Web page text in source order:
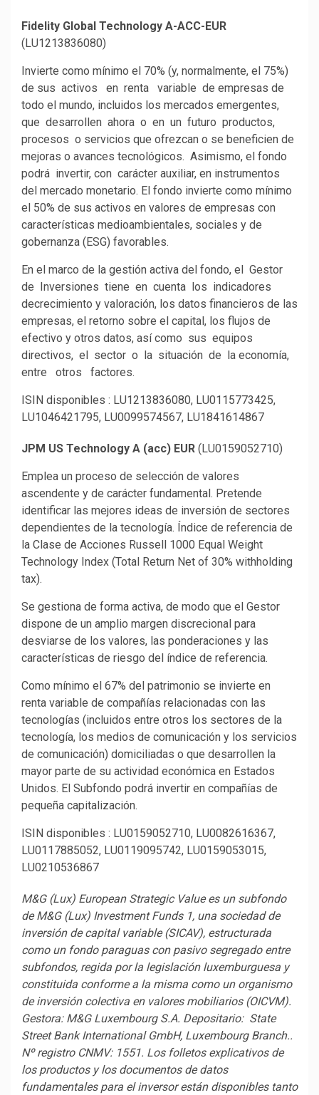
Fidelity Global Technology A-ACC-EUR
(LU1213836080)
Invierte como mínimo el 70% (y, normalmente, el 75%)
de sus activos en renta variable de empresas de
todo el mundo, incluidos los mercados emergentes,
que desarrollen ahora o en un futuro productos,
procesos o servicios que ofrezcan o se beneficien de
mejoras o avances tecnológicos. Asimismo, el fondo
podrá invertir, con carácter auxiliar, en instrumentos
del mercado monetario. El fondo invierte como mínimo
el 50% de sus activos en valores de empresas con
características medioambientales, sociales y de
gobernanza (ESG) favorables.
En el marco de la gestión activa del fondo, el Gestor
de Inversiones tiene en cuenta los indicadores
decrecimiento y valoración, los datos financieros de las
empresas, el retorno sobre el capital, los flujos de
efectivo y otros datos, así como sus equipos
directivos, el sector o la situación de la economía,
entre otros factores.
ISIN disponibles : LU1213836080, LU0115773425,
LU1046421795, LU0099574567, LU1841614867
JPM US Technology A (acc) EUR (LU0159052710)
Emplea un proceso de selección de valores
ascendente y de carácter fundamental. Pretende
identificar las mejores ideas de inversión de sectores
dependientes de la tecnología. Índice de referencia de
la Clase de Acciones Russell 1000 Equal Weight
Technology Index (Total Return Net of 30% withholding
tax).
Se gestiona de forma activa, de modo que el Gestor
dispone de un amplio margen discrecional para
desviarse de los valores, las ponderaciones y las
características de riesgo del índice de referencia.
Como mínimo el 67% del patrimonio se invierte en
renta variable de compañías relacionadas con las
tecnologías (incluidos entre otros los sectores de la
tecnología, los medios de comunicación y los servicios
de comunicación) domiciliadas o que desarrollen la
mayor parte de su actividad económica en Estados
Unidos. El Subfondo podrá invertir en compañías de
pequeña capitalización.
ISIN disponibles : LU0159052710, LU0082616367,
LU0117885052, LU0119095742, LU0159053015,
LU0210536867
M&G (Lux) European Strategic Value es un subfondo
de M&G (Lux) Investment Funds 1, una sociedad de
inversión de capital variable (SICAV), estructurada
como un fondo paraguas con pasivo segregado entre
subfondos, regida por la legislación luxemburguesa y
constituida conforme a la misma como un organismo
de inversión colectiva en valores mobiliarios (OICVM).
Gestora: M&G Luxembourg S.A. Depositario: State
Street Bank International GmbH, Luxembourg Branch..
Nº registro CNMV: 1551. Los folletos explicativos de
los productos y los documentos de datos
fundamentales para el inversor están disponibles tanto